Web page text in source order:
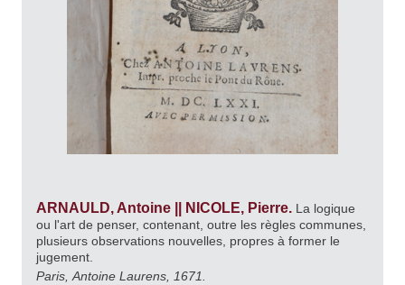
ARNAULD, Antoine || NICOLE, Pierre. La logique
ou l'art de penser, contenant, outre les règles communes,
plusieurs observations nouvelles, propres à former le
jugement.
Paris, Antoine Laurens, 1671.